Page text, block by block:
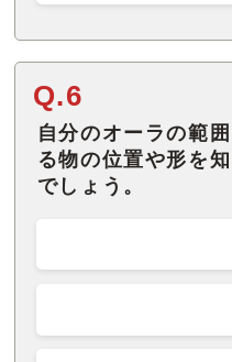
Q.6
自分のオーラの範
る物の位置や形を
でしょう。